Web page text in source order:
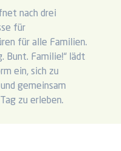
nach drei
für
für alle Familien.
Bunt. Familie!“ lädt
ein, sich zu
gemeinsam
zu erleben.